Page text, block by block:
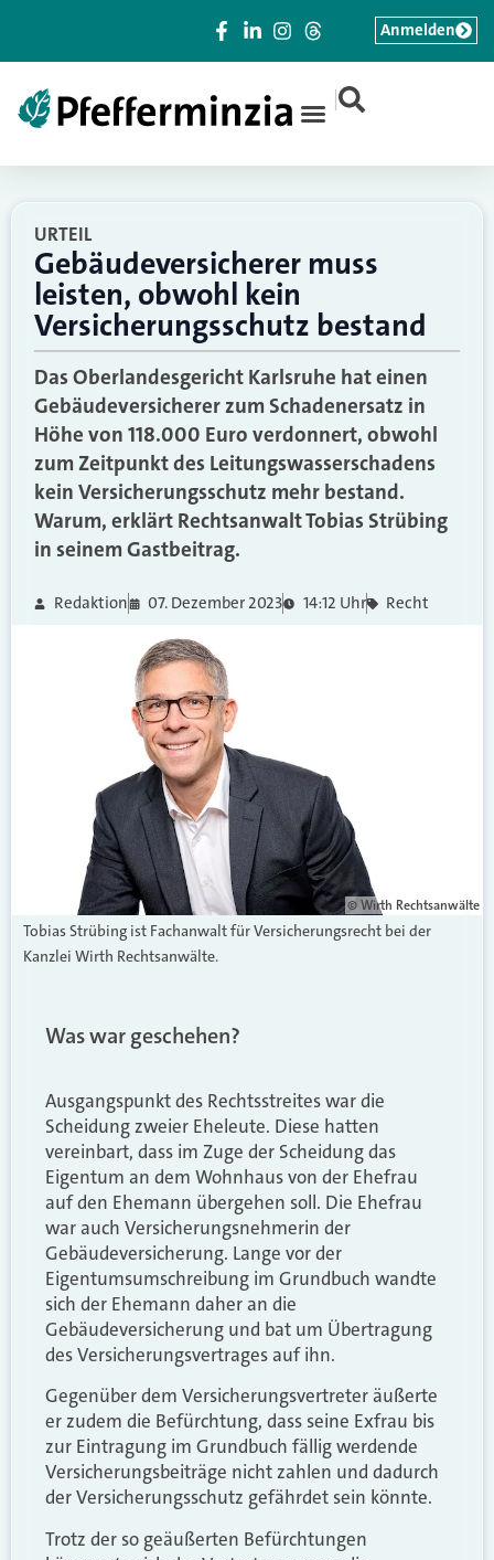
|
Anmelden
URTEIL
Gebäudeversicherer muss
leisten, obwohl kein
Versicherungsschutz bestand
Das Oberlandesgericht Karlsruhe hat einen
Gebäudeversicherer zum Schadenersatz in
Höhe von 118.000 Euro verdonnert, obwohl
zum Zeitpunkt des Leitungswasserschadens
kein Versicherungsschutz mehr bestand.
Warum, erklärt Rechtsanwalt Tobias Strübing
in seinem Gastbeitrag.
Redaktion 07. Dezember 2023 14:12 Uhr Recht
© Wirth Rechtsanwälte
Tobias Strübing ist Fachanwalt für Versicherungsrecht bei der
Kanzlei Wirth Rechtsanwälte.
Was war geschehen?
Ausgangspunkt des Rechtsstreites war die
Scheidung zweier Eheleute. Diese hatten
vereinbart, dass im Zuge der Scheidung das
Eigentum an dem Wohnhaus von der Ehefrau
auf den Ehemann übergehen soll. Die Ehefrau
war auch Versicherungsnehmerin der
Gebäudeversicherung. Lange vor der
Eigentumsumschreibung im Grundbuch wandte
sich der Ehemann daher an die
Gebäudeversicherung und bat um Übertragung
des Versicherungsvertrages auf ihn.
Gegenüber dem Versicherungsvertreter äußerte
er zudem die Befürchtung, dass seine Exfrau bis
zur Eintragung im Grundbuch fällig werdende
Versicherungsbeiträge nicht zahlen und dadurch
der Versicherungsschutz gefährdet sein könnte.
Trotz der so geäußerten Befürchtungen